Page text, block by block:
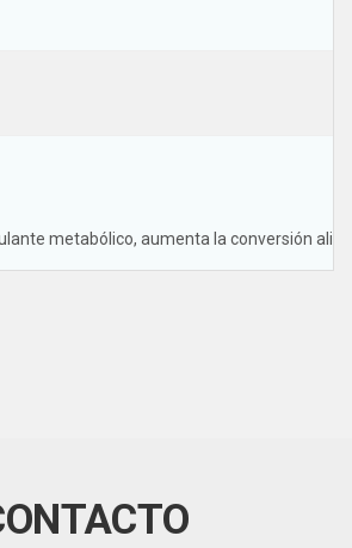
metabólico, aumenta la conversión